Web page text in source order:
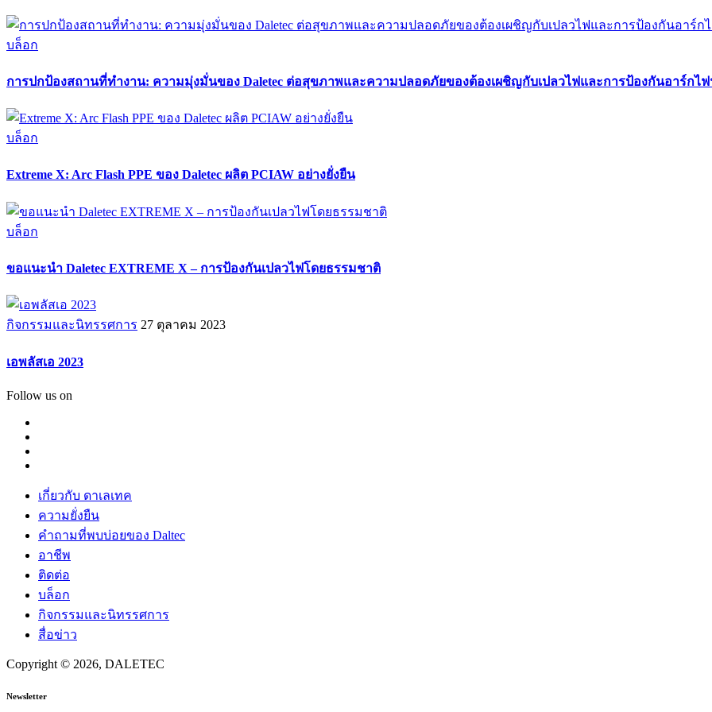
บล็อก
การปกป้องสถานที่ทำงาน: ความมุ่งมั่นของ Daletec ต่อสุขภาพและความปลอดภัยของต้องเผชิญกับเปลวไฟและการป้องกันอาร์กไ
บล็อก
Extreme X: Arc Flash PPE ของ Daletec ผลิต PCIAW อย่างยั่งยืน
บล็อก
ขอแนะนำ Daletec EXTREME X – การป้องกันเปลวไฟโดยธรรมชาติ
กิจกรรมและนิทรรศการ 27 ตุลาคม 2023
เอพลัสเอ 2023
Follow us on
เกี่ยวกับ ดาเลเทค
ความยั่งยืน
คำถามที่พบบ่อยของ Daltec
อาชีพ
ติดต่อ
บล็อก
กิจกรรมและนิทรรศการ
สื่อข่าว
Copyright © 2026, DALETEC
Newsletter